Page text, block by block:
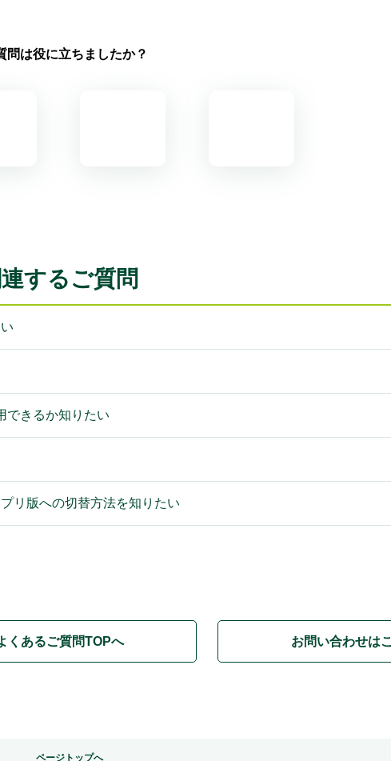
問は役に立ちましたか？
するご質問
できるか知りたい
リ版への切替方法を知りたい
くあるご質問TOPへ お問い合わせは
ページトップへ